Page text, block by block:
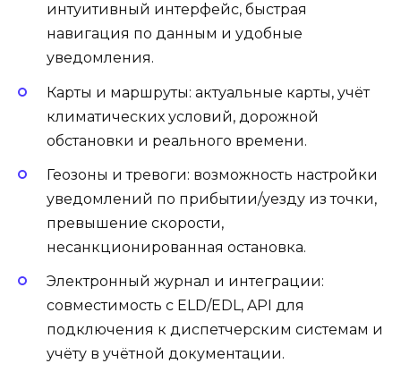
интуитивный интерфейс, быстрая
навигация по данным и удобные
уведомления.
Карты и маршруты: актуальные карты, учёт
климатических условий, дорожной
обстановки и реального времени.
Геозоны и тревоги: возможность настройки
уведомлений по прибытии/уезду из точки,
превышение скорости,
несанкционированная остановка.
Электронный журнал и интеграции:
совместимость с ELD/EDL, API для
подключения к диспетчерским системам и
учёту в учётной документации.